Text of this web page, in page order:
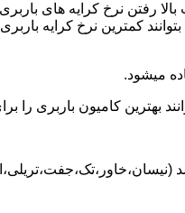
رفتن نرخ کرایه های
کمترین نرخ کرایه باربری
میشود.
بهترین کامیون باربری را